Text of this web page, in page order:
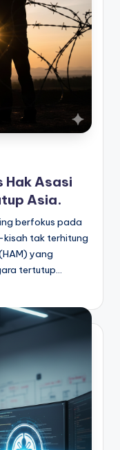
Hak Asasi
Asia.
berfokus pada
tak terhitung
yang
tertutup…